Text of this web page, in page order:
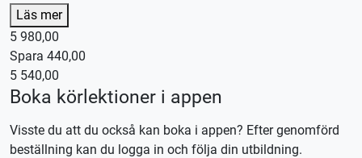
Denna körlektion utförs med en automat växlad bil,
körkortstillstånd krävs.
Kontakta oss för bokning eller logga in på appen TABS Elev
alternativt tctabs.se.
Vid önskemål om betalning via faktura, vänligen kontakta
trafikskolan så hjälper vi er.
Läs mer
5 980,00
Spara 440,00
5 540,00
Boka körlektioner i appen
Visste du att du också kan boka i appen? Efter genomförd
beställning kan du logga in och följa din utbildning.